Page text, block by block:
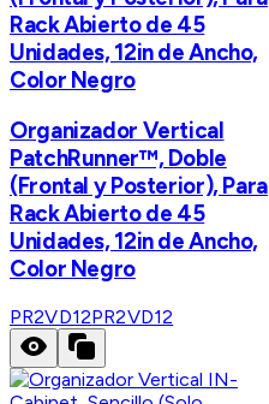
Rack Abierto de 45
Unidades, 12in de Ancho,
Color Negro
Organizador Vertical
PatchRunner™, Doble
(Frontal y Posterior), Para
Rack Abierto de 45
Unidades, 12in de Ancho,
Color Negro
PR2VD12PR2VD12